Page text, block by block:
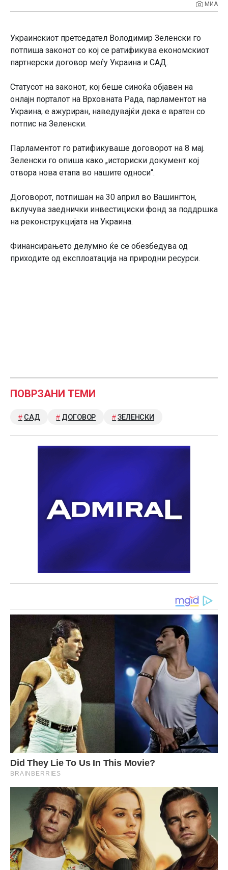
МИА
Украинскиот претседател Володимир Зеленски го
потпиша законот со кој се ратификува економскиот
партнерски договор меѓу Украина и САД.
Статусот на законот, кој беше синоќа објавен на
онлајн порталот на Врховната Рада, парламентот на
Украина, е ажуриран, наведувајќи дека е вратен со
потпис на Зеленски.
Парламентот го ратификуваше договорот на 8 мај.
Зеленски го опиша како „историски документ кој
отвора нова етапа во нашите односи“.
Договорот, потпишан на 30 април во Вашингтон,
вклучува заеднички инвестициски фонд за поддршка
на реконструкцијата на Украина.
Финансирањето делумно ќе се обезбедува од
приходите од експлоатација на природни ресурси.
ПОВРЗАНИ ТЕМИ
САД ДОГОВОР ЗЕЛЕНСКИ